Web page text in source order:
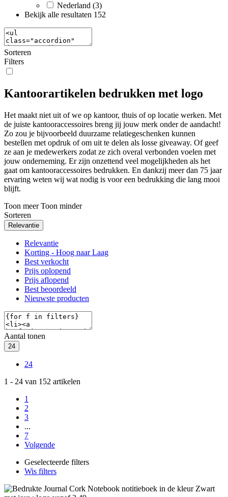
Nederland (3)
Bekijk alle resultaten 152
Sorteren
Filters
Kantoorartikelen bedrukken met logo
Het maakt niet uit of we op kantoor, thuis of op locatie werken. Met
de juiste kantooraccessoires breng jij jouw merk onder de aandacht!
Zo zou je bijvoorbeeld duurzame relatiegeschenken kunnen
bestellen met opdruk of om uit te delen als losse giveaway. Of geef
ze aan je medewerkers zodat ze zich overal verbonden voelen met
jouw onderneming. Er zijn onzettend veel mogelijkheden als het
gaat om kantooraccessoires bedrukken. En dankzij meer dan 75 jaar
ervaring weten wij wat nodig is voor een bedrukking die lang mooi
blijft.
Toon meer Toon minder
Sorteren
Relevantie
Relevantie
Korting - Hoog naar Laag
Best verkocht
Prijs oplopend
Prijs aflopend
Best beoordeeld
Nieuwste producten
Aantal tonen
24
24
1 - 24 van 152 artikelen
1
2
3
...
7
Volgende
Geselecteerde filters
Wis filters